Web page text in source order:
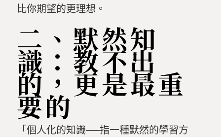
比你期望的更理想。
二、默然知
識：教不出
的，更是最重
要的
「個人化的知識──指一種默然的學習方